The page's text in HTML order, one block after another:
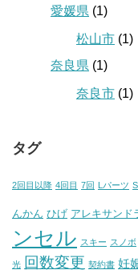
愛媛県 (1)
松山市 (1)
奈良県 (1)
奈良市 (1)
タグ
2回目以降 4回目 7回 Lパーツ
んかん ひげ アレキサンド
ンセル スキー スノボ
光 回数変更 契約書 妊